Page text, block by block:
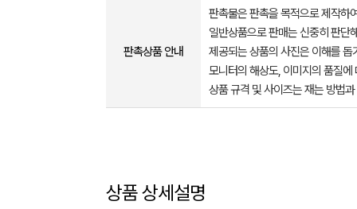
판촉상품 안내
판촉물은 판촉을 목적으로 제작하
일반상품으로 판매는 신중히 판단
제공되는 상품의 사진은 이해를
모니터의 해상도, 이미지의 품질
상품 규격 및 사이즈는 재는 방법
상품 상세설명